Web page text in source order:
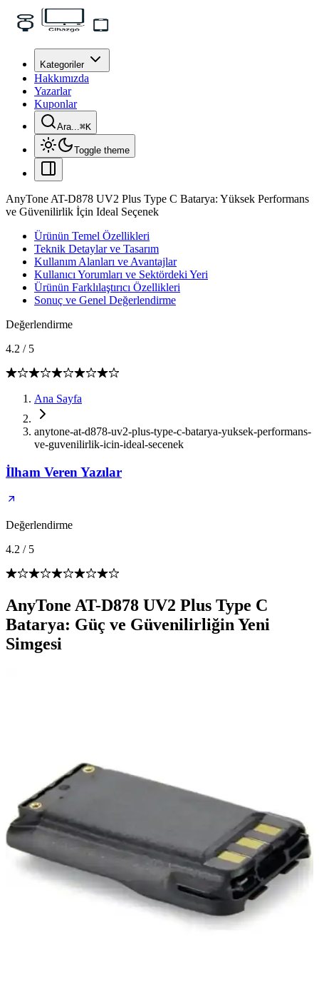
Kategoriler
Hakkımızda
Yazarlar
Kuponlar
Ara...⌘K
Toggle theme
AnyTone AT-D878 UV2 Plus Type C Batarya: Yüksek Performans
ve Güvenilirlik İçin Ideal Seçenek
Ürünün Temel Özellikleri
Teknik Detaylar ve Tasarım
Kullanım Alanları ve Avantajlar
Kullanıcı Yorumları ve Sektördeki Yeri
Ürünün Farklılaştırıcı Özellikleri
Sonuç ve Genel Değerlendirme
Değerlendirme
4.2 / 5
Ana Sayfa
anytone-at-d878-uv2-plus-type-c-batarya-yuksek-performans-
ve-guvenilirlik-icin-ideal-secenek
İlham Veren Yazılar
Değerlendirme
4.2 / 5
AnyTone AT-D878 UV2 Plus Type C
Batarya: Güç ve Güvenilirliğin Yeni
Simgesi